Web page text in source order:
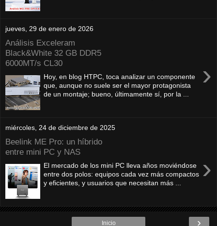
jueves, 29 de enero de 2026
Análisis Exceleram
Black&White 32 GB DDR5
6000MT/s CL30
›
Hoy, en blog HTPC, toca analizar un componente
que, aunque no suele ser el mayor protagonista
de un montaje; bueno, últimamente sí, por la ...
miércoles, 24 de diciembre de 2025
Beelink ME Pro: un híbrido
entre mini PC y NAS
›
El mercado de los mini PC lleva años moviéndose
entre dos polos: equipos cada vez más compactos
y eficientes, y usuarios que necesitan más ...
›
Inicio